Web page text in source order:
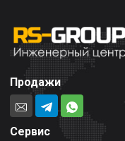
Продажи
Сервис